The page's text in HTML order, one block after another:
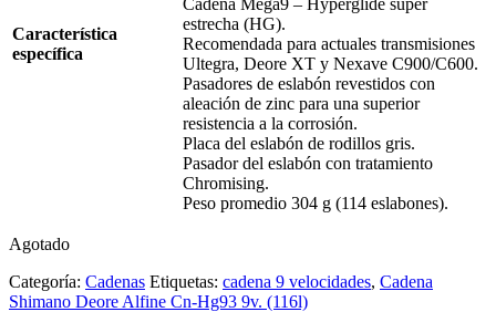
Característica
específica
estrecha (HG).
Recomendada para actuales transmisiones
Ultegra, Deore XT y Nexave C900/C600.
Pasadores de eslabón revestidos con
aleación de zinc para una superior
resistencia a la corrosión.
Placa del eslabón de rodillos gris.
Pasador del eslabón con tratamiento
Chromising.
Peso promedio 304 g (114 eslabones).
Agotado
Categoría: Cadenas Etiquetas: cadena 9 velocidades, Cadena
Shimano Deore Alfine Cn-Hg93 9v. (116l)